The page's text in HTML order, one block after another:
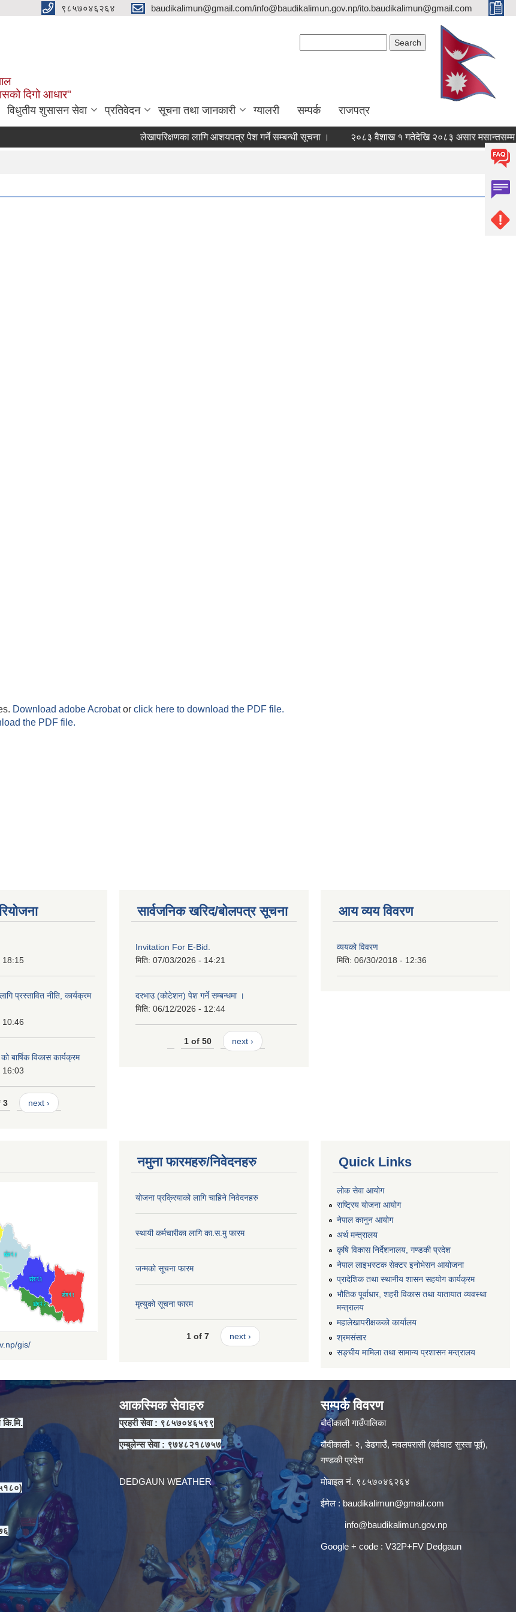
९८५७०४६२६४ baudikalimun@gmail.com/info@baudikalimun.gov.np/ito.baudikalimun@gmail.com
दिगो आधार"
विधुतीय शुसासन सेवा प्रतिवेदन सूचना तथा जानकारी ग्यालरी सम्पर्क राजपत्र
लेखापरिक्षणका लागि आशयपत्र पेश गर्ने सम्बन्धी सूचना । २०८३ वैशाख १ गतेदेखि २०८३ असार मसान्तसम्म
Download adobe Acrobator click here to download the PDF file.
the PDF file.
18:15
प्रस्तावित नीति, कार्यक्रम
10:46
बार्षिक विकास कार्यक्रम
16:03
3 next ›
सार्वजनिक खरिद/बोलपत्र सूचना
Invitation For E-Bid.
मिति: 07/03/2026 - 14:21
दरभाउ (कोटेशन) पेश गर्ने सम्बन्धमा ।
मिति: 06/12/2026 - 12:44
1 of 50 next ›
आय व्यय विवरण
व्ययको विवरण
मिति: 06/30/2018 - 12:36
gis/
नमुना फारमहरु/निवेदनहरु
योजना प्रक्रियाको लागि चाहिने निवेदनहरु
स्थायी कर्मचारीका लागि का.स.मु फारम
जन्मको सूचना फारम
मृत्युको सूचना फारम
1 of 7 next ›
Quick Links
लोक सेवा आयोग
राष्ट्रिय योजना आयोग
नेपाल कानुन आयोग
अर्थ मन्त्रालय
कृषि विकास निर्देशनालय, गण्डकी प्रदेश
नेपाल लाइभस्टक सेक्टर इनोभेसन आयोजना
प्रादेशिक तथा स्थानीय शासन सहयोग कार्यक्रम
भौतिक पूर्वाधार, शहरी विकास तथा यातायात व्यवस्था
मन्त्रालय
महालेखापरीक्षकको कार्यालय
श्रमसंसार
सङ्घीय मामिला तथा सामान्य प्रशासन मन्त्रालय
आकस्मिक सेवाहरु
प्रहरी सेवा : ९८५७०४६५९९
एम्बुलेन्स सेवा : ९७४८२१८७५७
DEDGAUN WEATHER
सम्पर्क विवरण
बौदीकाली गाउँपालिका
बौदीकाली- २, डेढगाउँ, नवलपरासी (बर्दघाट सुस्ता पूर्व),
गण्डकी प्रदेश
मोबाइल नं. ९८५७०४६२६४
ईमेल :baudikalimun@gmail.com
info@baudikalimun.gov.np
Google + code : V32P+FV Dedgaun